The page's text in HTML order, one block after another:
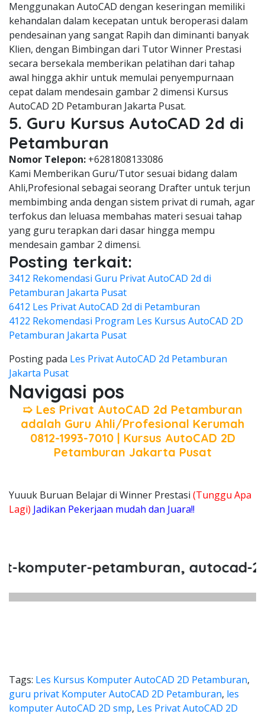
Menggunakan AutoCAD dengan keseringan memiliki
kehandalan dalam kecepatan untuk beroperasi dalam
pendesainan yang sangat Rapih dan diminanti banyak
Klien, dengan Bimbingan dari Tutor Winner Prestasi
secara bersekala memberikan pelatihan dari tahap
awal hingga akhir untuk memulai penyempurnaan
cepat dalam mendesain gambar 2 dimensi Kursus
AutoCAD 2D Petamburan Jakarta Pusat.
5. Guru Kursus AutoCAD 2d di
Petamburan
Nomor Telepon: +6281808133086
Kami Memberikan Guru/Tutor sesuai bidang dalam
Ahli,Profesional sebagai seorang Drafter untuk terjun
membimbing anda dengan sistem privat di rumah, agar
terfokus dan leluasa membahas materi sesuai tahap
yang guru terapkan dari dasar hingga mempu
mendesain gambar 2 dimensi.
Posting terkait:
3412 Rekomendasi Guru Privat AutoCAD 2d di
Petamburan Jakarta Pusat
6412 Les Privat AutoCAD 2d di Petamburan
4122 Rekomendasi Program Les Kursus AutoCAD 2D
Petamburan Jakarta Pusat
Posting pada Les Privat AutoCAD 2d Petamburan
Jakarta Pusat
Navigasi pos
➯ Les Privat AutoCAD 2d Petamburan
adalah Guru Ahli/Profesional Kerumah
0812-1993-7010 | Kursus AutoCAD 2D
Petamburan Jakarta Pusat
Yuuuk Buruan Belajar di Winner Prestasi (Tunggu Apa
Lagi) Jadikan Pekerjaan mudah dan Juara!!
petamburan, autocad-2d-
Tags: Les Kursus Komputer AutoCAD 2D Petamburan,
guru privat Komputer AutoCAD 2D Petamburan, les
komputer AutoCAD 2D smp, Les Privat AutoCAD 2D